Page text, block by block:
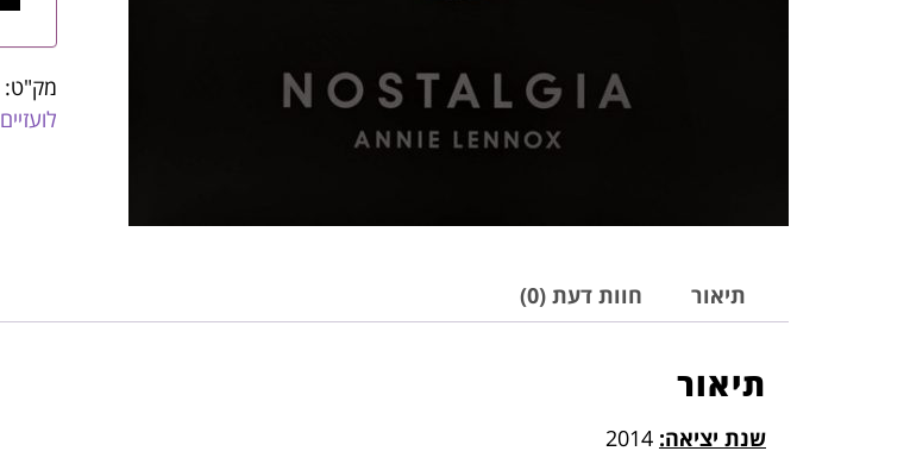
מק"ט:
לועזיים
תיאור חוות דעת (0)
תיאור
שנת יציאה: